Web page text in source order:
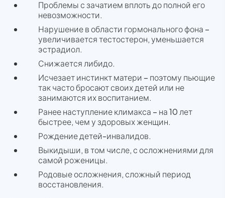
Проблемы с зачатием вплоть до полной его
невозможности.
Нарушение в области гормонального фона –
увеличивается тестостерон, уменьшается
эстрадиол.
Снижается либидо.
Исчезает инстинкт матери – поэтому пьющие
так часто бросают своих детей или не
занимаются их воспитанием.
Ранее наступление климакса – на 10 лет
быстрее, чем у здоровых женщин.
Рождение детей-инвалидов.
Выкидыши, в том числе, с осложнениями для
самой роженицы.
Родовые осложнения, сложный период
восстановления.